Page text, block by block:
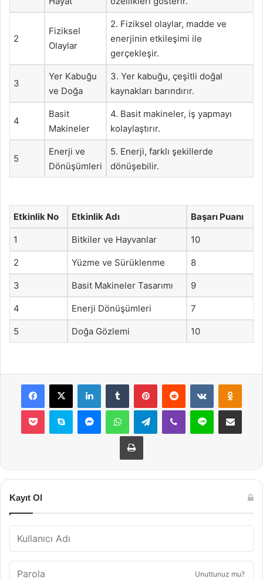
2
Fiziksel
Olaylar
2. Fiziksel olaylar, madde ve
enerjinin etkileşimi ile
gerçekleşir.
3
Yer Kabuğu
ve Doğa
3. Yer kabuğu, çeşitli doğal
kaynakları barındırır.
4
Basit
Makineler
4. Basit makineler, iş yapmayı
kolaylaştırır.
5
Enerji ve
Dönüşümleri
5. Enerji, farklı şekillerde
dönüşebilir.
Etkinlik No Etkinlik Adı Başarı Puanı
1 Bitkiler ve Hayvanlar 10
2 Yüzme ve Sürüklenme 8
3 Basit Makineler Tasarımı 9
4 Enerji Dönüşümleri 7
5 Doğa Gözlemi 10
Facebook
X LinkedInTumblr PinterestReddit VKontakte
Pocket Skype MessengerWhatsAppTelegramViber Line E-Posta ile
Yazdır
Kayıt Ol
Unuttunuz mu?